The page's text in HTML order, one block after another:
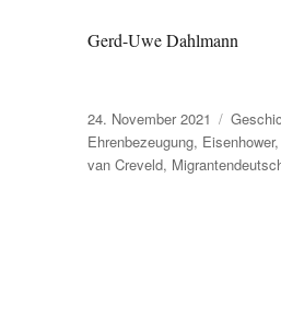
Gerd-Uwe Dahlmann
Veröffentlicht
am
24. November 2021
Ehrenbezeugung, Eisenhower
van Creveld,